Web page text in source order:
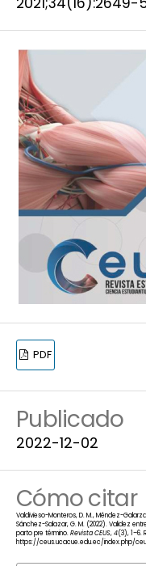
PDF
Publicado
2022-12-02
Cómo citar
Valdivieso-Monteros, D. M., Méndez-
Sánchez-Salazar, G. M. (2022). Validez
parto pre término.Revista CEUS,4(3), 1–6.
https://ceus.ucacue.edu.ec/index.php/